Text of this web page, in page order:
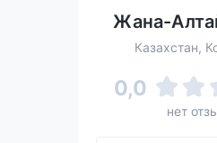
Жана-
Казахстан,
0,0
нет